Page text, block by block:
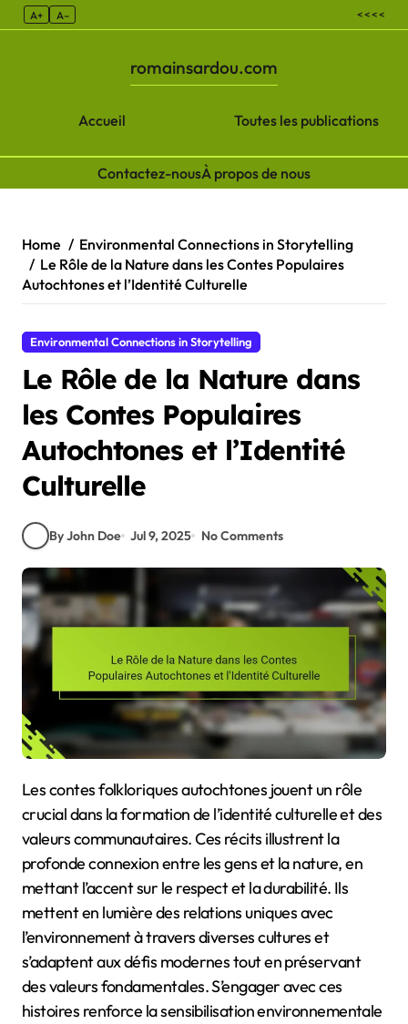
A+ A– < < < <
Accueil
romainsardou.com
Toutes les publications
Contactez-nousÀ propos de nous
Home
Environmental Connections in Storytelling
Le Rôle de la Nature dans les Contes Populaires
Autochtones et l’Identité Culturelle
Environmental Connections in Storytelling
Le Rôle de la Nature dans
les Contes Populaires
Autochtones et l’Identité
Culturelle
By John Doe Jul 9, 2025 No Comments
Les contes folkloriques autochtones jouent un rôle
crucial dans la formation de l’identité culturelle et des
valeurs communautaires. Ces récits illustrent la
profonde connexion entre les gens et la nature, en
mettant l’accent sur le respect et la durabilité. Ils
mettent en lumière des relations uniques avec
l’environnement à travers diverses cultures et
s’adaptent aux défis modernes tout en préservant
des valeurs fondamentales. S’engager avec ces
histoires renforce la sensibilisation environnementale